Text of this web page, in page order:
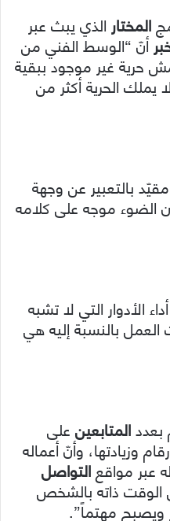
المختار الذي يبث عبر
أنّ “الوسط الفني من
حرية غير موجود ببقية
يملك الحرية أكثر من
بالتعبير عن وجهة
الضوء موجه على كلامه
الأدوار التي لا تشبه
بالنسبة إليه هي
بعددالمتابعينعلى
وزيادتها، وأنّ أعماله
عبر مواقعالتواصل
ذاته بالشخص
ويصبح مهتماً”.